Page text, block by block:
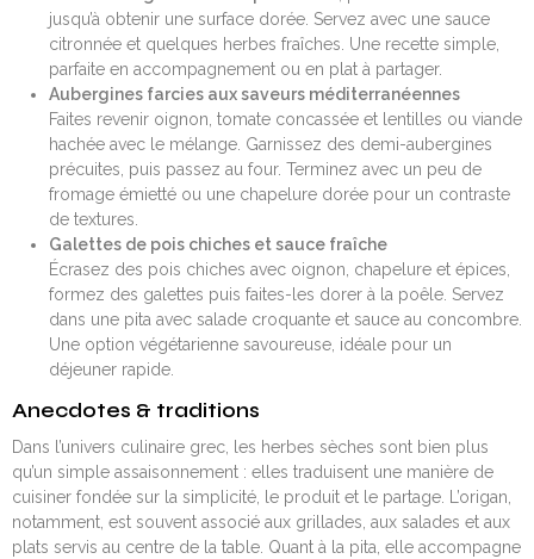
jusqu’à obtenir une surface dorée. Servez avec une sauce
citronnée et quelques herbes fraîches. Une recette simple,
parfaite en accompagnement ou en plat à partager.
Aubergines farcies aux saveurs méditerranéennes
Faites revenir oignon, tomate concassée et lentilles ou viande
hachée avec le mélange. Garnissez des demi-aubergines
précuites, puis passez au four. Terminez avec un peu de
fromage émietté ou une chapelure dorée pour un contraste
de textures.
Galettes de pois chiches et sauce fraîche
Écrasez des pois chiches avec oignon, chapelure et épices,
formez des galettes puis faites-les dorer à la poêle. Servez
dans une pita avec salade croquante et sauce au concombre.
Une option végétarienne savoureuse, idéale pour un
déjeuner rapide.
Anecdotes & traditions
Dans l’univers culinaire grec, les herbes sèches sont bien plus
qu’un simple assaisonnement : elles traduisent une manière de
cuisiner fondée sur la simplicité, le produit et le partage. L’origan,
notamment, est souvent associé aux grillades, aux salades et aux
plats servis au centre de la table. Quant à la pita, elle accompagne